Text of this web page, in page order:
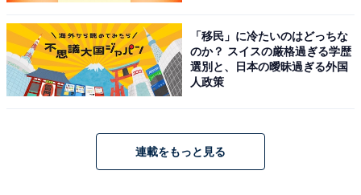
「移民」に冷たいのはどっちな
のか？ スイスの厳格過ぎる学歴
選別と、日本の曖昧過ぎる外国
人政策
連載をもっと見る